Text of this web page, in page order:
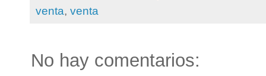
venta, venta
No hay comentarios: